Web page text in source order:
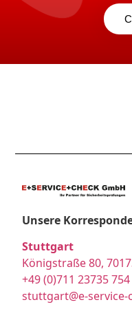
Unsere
Stuttgart
Königstraße 80,
+49 (0)711 23735 754
stuttgart@e-service-